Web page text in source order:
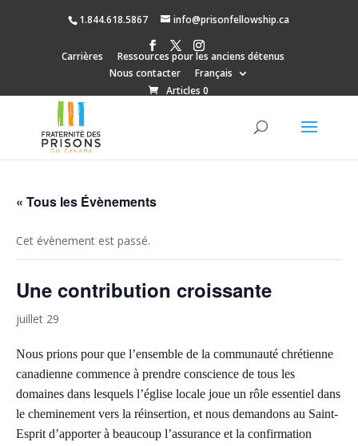
1.844.618.5867 info@prisonfellowship.ca
Carrières
Ressources pour les anciens détenus
Nous contacter
Français
Articles 0
« Tous les Évènements
Cet évènement est passé.
Une contribution croissante
juillet 29
Nous prions pour que l’ensemble de la communauté chrétienne
canadienne commence à prendre conscience de tous les
domaines dans lesquels l’église locale joue un rôle essentiel dans
le cheminement vers la réinsertion, et nous demandons au Saint-
Esprit d’apporter à beaucoup l’assurance et la confirmation